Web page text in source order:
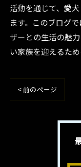
活動を通じて、愛
ます。このブログ
ザーとの生活の魅
い家族を迎えるた
< 前のページ